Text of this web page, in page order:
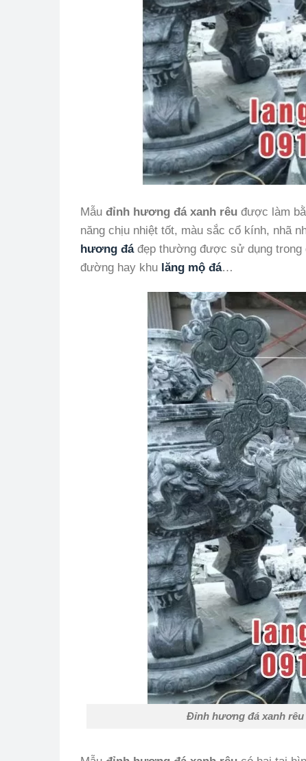
Mẫu đỉnh hương đá xanh rêu được làm
năng chịu nhiệt tốt, màu sắc cổ kính, nhã
hương đáđẹp thường được sử dụng trong
đường hay khu lăng mộ đá…
Đỉnh hương đá xanh rêu